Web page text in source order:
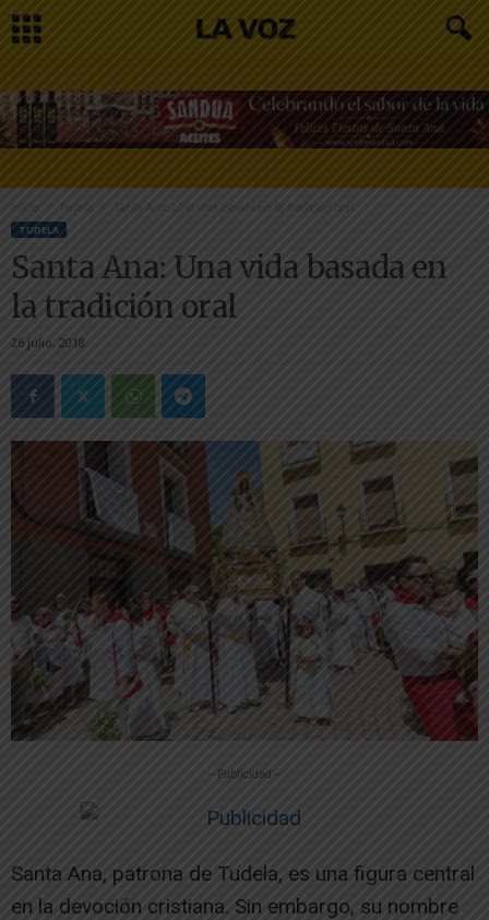
Inicio Tudela Santa Ana: Una vida basada en la tradición oral
TUDELA
Santa Ana: Una vida basada en
la tradición oral
26 julio, 2018
-- Publicidad --
Santa Ana, patrona de Tudela, es una figura central
en la devoción cristiana. Sin embargo, su nombre